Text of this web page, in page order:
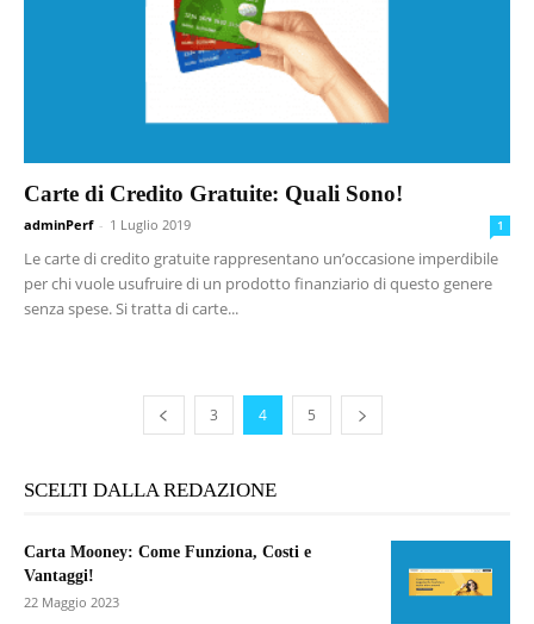
Carte di Credito Gratuite: Quali Sono!
adminPerf - 1 Luglio 2019 1
Le carte di credito gratuite rappresentano un’occasione imperdibile
per chi vuole usufruire di un prodotto finanziario di questo genere
senza spese. Si tratta di carte...
3 4 5
SCELTI DALLA REDAZIONE
Carta Mooney: Come Funziona, Costi e
Vantaggi!
22 Maggio 2023